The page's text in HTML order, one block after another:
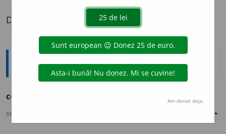
Definiția cu ID-ul 792964:
Explicative DEX
compendiu
sursa:
Am donat deja.